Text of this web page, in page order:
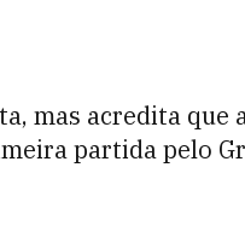
mas acredita que
partida pelo